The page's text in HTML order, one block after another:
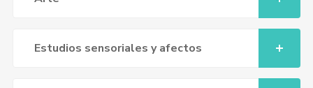
Estudios sensoriales y afectos